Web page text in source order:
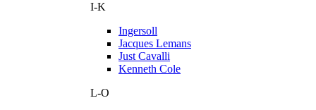
I-K
Ingersoll
Jacques Lemans
Just Cavalli
Kenneth Cole
L-O